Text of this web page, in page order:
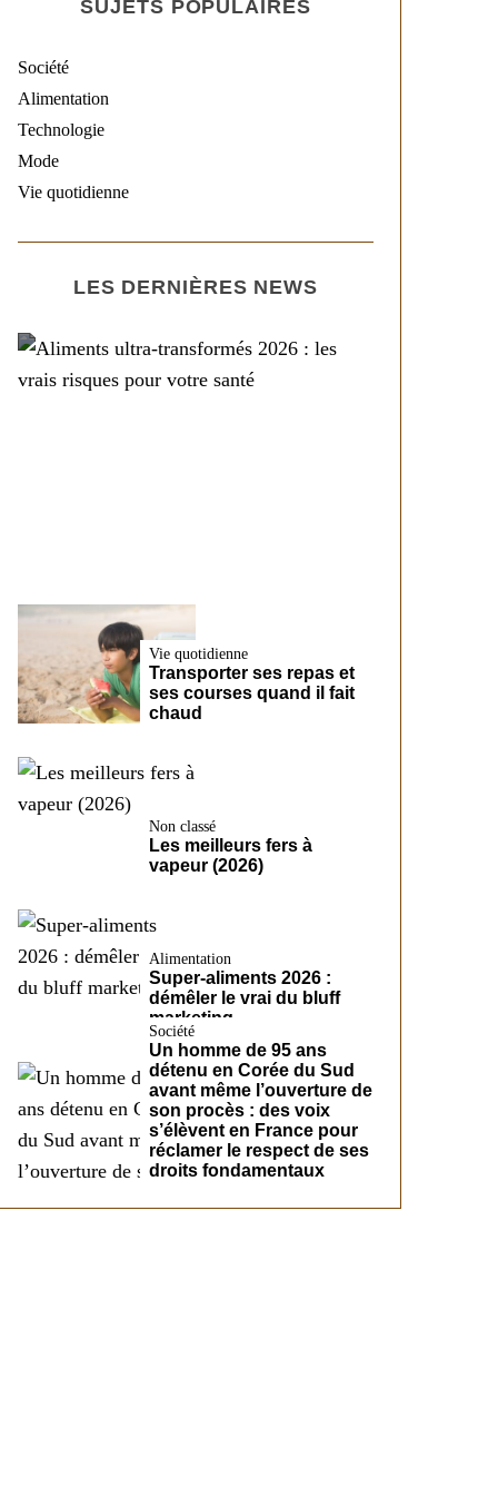
SUJETS POPULAIRES
Société
Alimentation
Technologie
Mode
Vie quotidienne
LES DERNIÈRES NEWS
Vie quotidienne
Transporter ses repas et
ses courses quand il fait
chaud
Non classé
Les meilleurs fers à
vapeur (2026)
Alimentation
Super-aliments 2026 :
démêler le vrai du bluff
marketing
Société
Un homme de 95 ans
détenu en Corée du Sud
avant même l’ouverture de
son procès : des voix
s’élèvent en France pour
réclamer le respect de ses
droits fondamentaux